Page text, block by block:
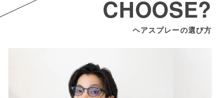
CHOOSE?
ヘアスプレーの選び方